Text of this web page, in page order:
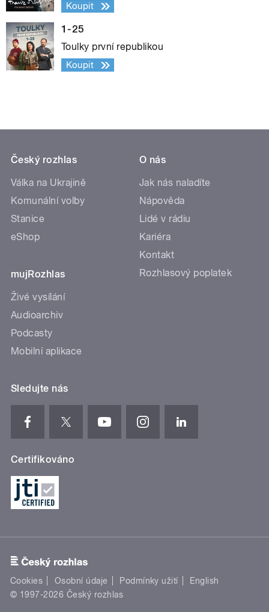
Koupit
1-25
Toulky první republikou
Koupit
Český rozhlas
Válka na Ukrajině
Komunální volby
Stanice
eShop
mujRozhlas
Živé vysílání
Audioarchiv
Podcasty
Mobilní aplikace
O nás
Jak nás naladíte
Nápověda
Lidé v rádiu
Kariéra
Kontakt
Rozhlasový poplatek
Sledujte nás
Certifikováno
Cookies Osobní údaje Podmínky užití
English
© 1997-2026 Český rozhlas